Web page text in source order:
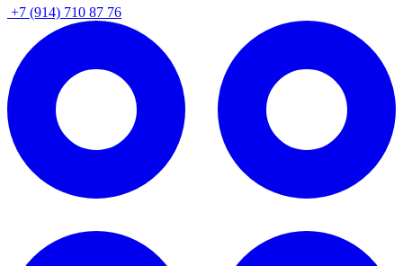
+7 (914) 710 87 76